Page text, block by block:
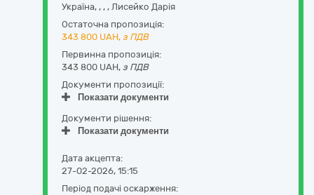
Україна, , , , Лисейко Дарія
Остаточна пропозиція:
343 800 UAH, з ПДВ
Первинна пропозиція:
343 800 UAH, з ПДВ
Документи пропозиції:
Показати документи
Документи рішення:
Показати документи
Дата акцепта:
27-02-2026, 15:15
Період подачі оскарження: